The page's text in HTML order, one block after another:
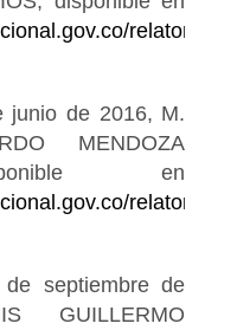
relatoria/
junio de 2016, M.
MENDOZA
en
relatoria/
septiembre de